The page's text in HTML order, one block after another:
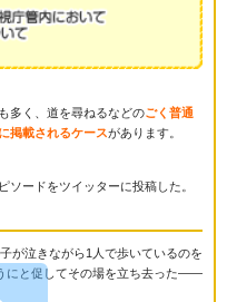
多く、道を尋ねるなどのごく普通
掲載されるケースがあります。
ソードをツイッターに投稿した。
が泣きながら1人で歩いているのを目
にと促してその場を立ち去った――。